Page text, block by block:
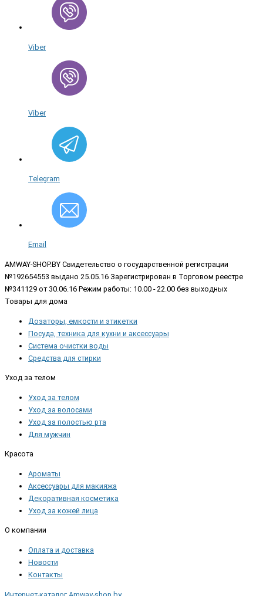
Viber
Viber
Telegram
Email
AMWAY-SHOP.BY Свидетельство о государственной регистрации
№192654553 выдано 25.05.16 Зарегистрирован в Торговом реестре
№341129 от 30.06.16 Режим работы: 10.00 - 22.00 без выходных
Товары для дома
Дозаторы, емкости и этикетки
Посуда, техника для кухни и аксессуары
Система очистки воды
Средства для стирки
Уход за телом
Уход за телом
Уход за волосами
Уход за полостью рта
Для мужчин
Красота
Ароматы
Аксессуары для макияжа
Декоративная косметика
Уход за кожей лица
О компании
Оплата и доставка
Новости
Контакты